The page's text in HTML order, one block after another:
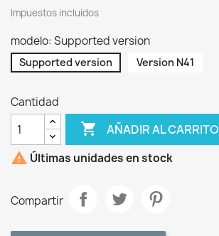
Impuestos incluidos
modelo: Supported version
Supported version Version N41
Cantidad
 AÑADIR AL CARRITO
 Últimas unidades en stock
Compartir